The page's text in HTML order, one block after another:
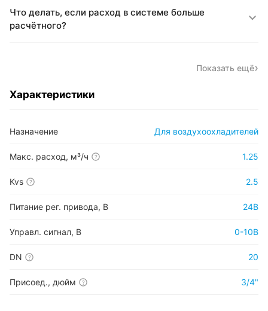
Что делать, если расход в системе больше
расчётного?
Показать ещё
Характеристики
Назначение Для воздухоохладителей
Макс. расход, м³/ч ? 1.25
Kvs ? 2.5
Питание рег. привода, В 24В
Управл. сигнал, В 0-10В
DN ? 20
Присоед., дюйм ? 3/4"